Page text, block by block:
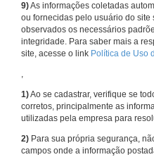
9)As informações coletadas
ou fornecidas pelo usuário do
observados os necessários
integridade. Para saber mais a
site, acesse o link Política de Uso
,
1)Ao se cadastrar, verifique se
corretos, principalmente as
utilizadas pela empresa para
2) Para sua própria segurança,
campos onde a informação